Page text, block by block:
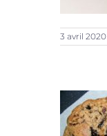
3 avril 2020